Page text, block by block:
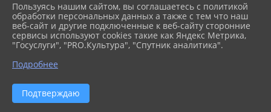
Пользуясь нашим сайтом, вы соглашаетесь с политикой
обработки персональных данных а также с тем что наш
веб-сайт и другие подключенные к веб-сайту сторонние
сервисы используют cookies такие как Яндекс Метрика,
"Госуслуги", "PRO.Культура", "Спутник аналитика".
Подробнее
Подтверждаю